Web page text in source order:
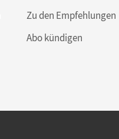
Zu den Empfehlungen
Abo kündigen